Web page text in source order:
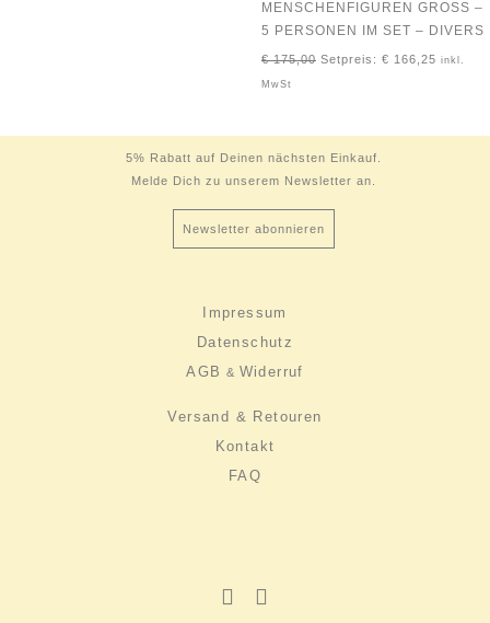
MENSCHENFIGUREN GROSS – 5
PERSONEN IM SET – DIVERS
€175,00 Setpreis: € 166,25 inkl.
MwSt
5% Rabatt auf Deinen nächsten Einkauf.
Melde Dich zu unserem Newsletter an.
Newsletter abonnieren
Impressum
Datenschutz
AGB & Widerruf
Versand & Retouren
Kontakt
FAQ